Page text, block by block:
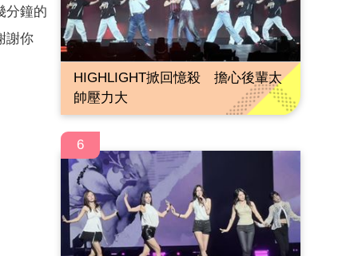
分鐘的
謝你
HIGHLIGHT掀回憶殺 擔心後輩太
帥壓力大
6